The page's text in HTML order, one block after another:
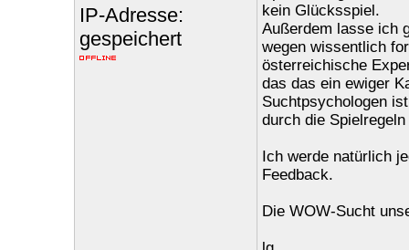
IP-Adresse:
gespeichert
kein Glücksspiel.
Außerdem lasse ich
wegen wissentlich
österreichische
das das ein ewiger
Suchtpsychologen
durch die
Ich werde natürlich
Feedback.
Die WOW-Sucht